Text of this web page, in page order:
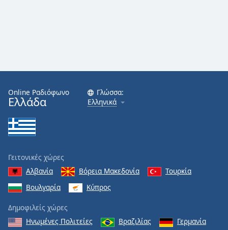
Online Ραδιόφωνο
Ελλάδα
Γλώσσα:
Ελληνικά
Γειτονικές χώρες
Αλβανία
Βόρεια Μακεδονία
Τουρκία
Βουλγαρία
Κύπρος
Δημοφιλείς χώρες
Ηνωμένες Πολιτείες
Βραζιλίας
Γερμανία